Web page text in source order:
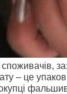
– це